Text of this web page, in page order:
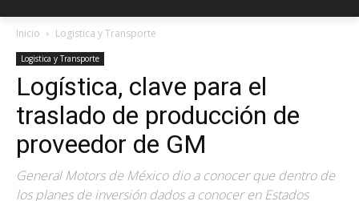
Inicio Logistica y Transporte
Logistica y Transporte
Logística, clave para el
traslado de producción de
proveedor de GM
General Motors de México dio a conocer que dentro de
los planes de inversión dados a conocer en Estados